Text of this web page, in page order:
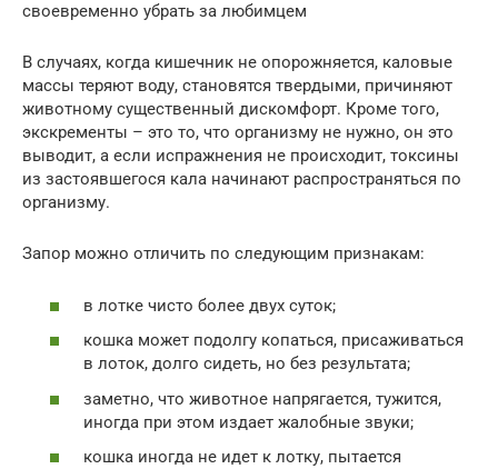
своевременно убрать за любимцем
В случаях, когда кишечник не опорожняется, каловые
массы теряют воду, становятся твердыми, причиняют
животному существенный дискомфорт. Кроме того,
экскременты – это то, что организму не нужно, он это
выводит, а если испражнения не происходит, токсины
из застоявшегося кала начинают распространяться по
организму.
Запор можно отличить по следующим признакам:
в лотке чисто более двух суток;
кошка может подолгу копаться, присаживаться
в лоток, долго сидеть, но без результата;
заметно, что животное напрягается, тужится,
иногда при этом издает жалобные звуки;
кошка иногда не идет к лотку, пытается